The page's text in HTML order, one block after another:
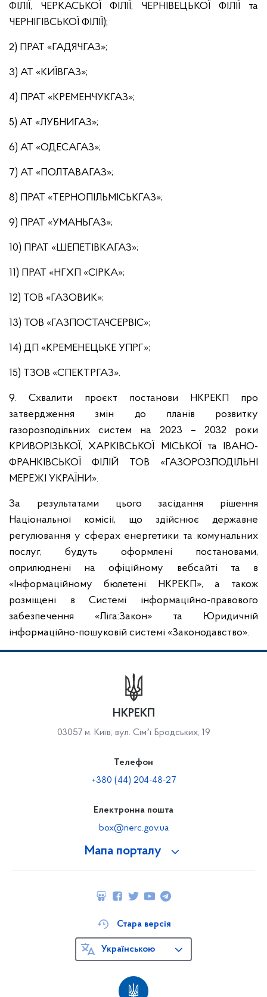
ФІЛІЇ, ЧЕРКАСЬКОЇ ФІЛІЇ, ЧЕРНІВЕЦЬКОЇ ФІЛІЇ та
ЧЕРНІГІВСЬКОЇ ФІЛІЇ);
2) ПРАТ «ГАДЯЧГАЗ»;
3) АТ «КИЇВГАЗ»;
4) ПРАТ «КРЕМЕНЧУКГАЗ»;
5) АТ «ЛУБНИГАЗ»;
6) АТ «ОДЕСАГАЗ»;
7) АТ «ПОЛТАВАГАЗ»;
8) ПРАТ «ТЕРНОПІЛЬМІСЬКГАЗ»;
9) ПРАТ «УМАНЬГАЗ»;
10) ПРАТ «ШЕПЕТІВКАГАЗ»;
11) ПРАТ «НГХП «СІРКА»;
12) ТОВ «ГАЗОВИК»;
13) ТОВ «ГАЗПОСТАЧСЕРВІС»;
14) ДП «КРЕМЕНЕЦЬКЕ УПРГ»;
15) ТЗОВ «СПЕКТРГАЗ».
9. Схвалити проєкт постанови НКРЕКП про
затвердження змін до планів розвитку
газорозподільних систем на 2023 – 2032 роки
КРИВОРІЗЬКОЇ, ХАРКІВСЬКОЇ МІСЬКОЇ та ІВАНО-
ФРАНКІВСЬКОЇ ФІЛІЙ ТОВ «ГАЗОРОЗПОДІЛЬНІ
МЕРЕЖІ УКРАЇНИ».
За результатами цього засідання рішення
Національної комісії, що здійснює державне
регулювання у сферах енергетики та комунальних
послуг, будуть оформлені постановами,
оприлюднені на офіційному вебсайті та в
«Інформаційному бюлетені НКРЕКП», а також
розміщені в Системі інформаційно-правового
забезпечення «Ліга:Закон» та Юридичній
інформаційно-пошуковій системі «Законодавство».
Мапа порталу
НКРЕКП
03057 м. Київ, вул. Сімʼї Бродських, 19
Телефон
+380 (44) 204-48-27
Електронна пошта
box@nerc.gov.ua
Стара версія
Українською